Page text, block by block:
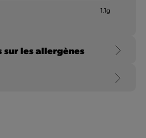
1.1g
sur les allergènes